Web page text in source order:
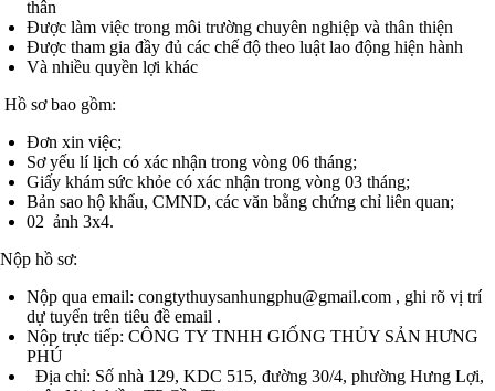
thân
Được làm việc trong môi trường chuyên nghiệp và thân thiện
Được tham gia đầy đủ các chế độ theo luật lao động hiện hành
Và nhiều quyền lợi khác
Hồ sơ bao gồm:
Đơn xin việc;
Sơ yếu lí lịch có xác nhận trong vòng 06 tháng;
Giấy khám sức khỏe có xác nhận trong vòng 03 tháng;
Bản sao hộ khẩu, CMND, các văn bằng chứng chỉ liên quan;
02 ảnh 3x4.
Nộp hồ sơ:
Nộp qua email: congtythuysanhungphu@gmail.com , ghi rõ vị trí
dự tuyển trên tiêu đề email .
Nộp trực tiếp: CÔNG TY TNHH GIỐNG THỦY SẢN HƯNG
PHÚ
Địa chỉ: Số nhà 129, KDC 515, đường 30/4, phường Hưng Lợi,